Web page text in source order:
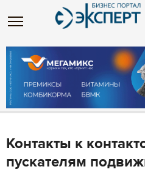
Контакты к
пускателям